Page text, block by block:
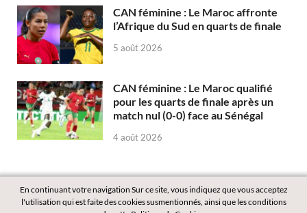
CAN féminine : Le Maroc affronte
l’Afrique du Sud en quarts de finale
5 août 2026
CAN féminine : Le Maroc qualifié
pour les quarts de finale après un
match nul (0-0) face au Sénégal
4 août 2026
En continuant votre navigation Sur ce site, vous indiquez que vous acceptez
l'utilisation qui est faite des cookies susmentionnés, ainsi que les conditions